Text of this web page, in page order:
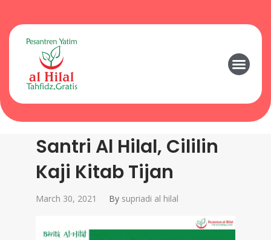
Santri Al Hilal, Cililin
Kaji Kitab Tijan
March 30, 2021 By supriadi al hilal